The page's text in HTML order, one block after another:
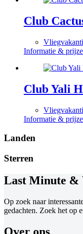
Club
Informatie &
Club Yali
Informatie &
Landen
Sterren
Last Minute &
Op zoek naar
gedachten. Zoek het op
Over ons